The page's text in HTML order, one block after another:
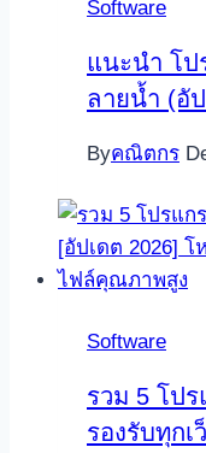
Software
แนะนำ โป
ลายน้ำ (อั
Byคณิตกร
Software
รวม 5 โป
รองรับทุก